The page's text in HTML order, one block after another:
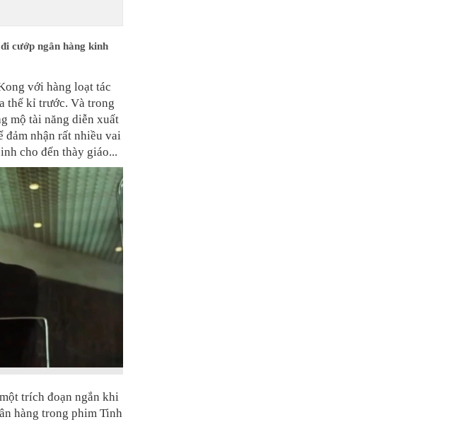
cướp ngân hàng kinh
với hàng loạt tác
thế kỉ trước. Và trong
mộ tài năng diễn xuất
đảm nhận rất nhiều vai
cho đến thày giáo...
trích đoạn ngắn khi
hàng trong phim Tinh